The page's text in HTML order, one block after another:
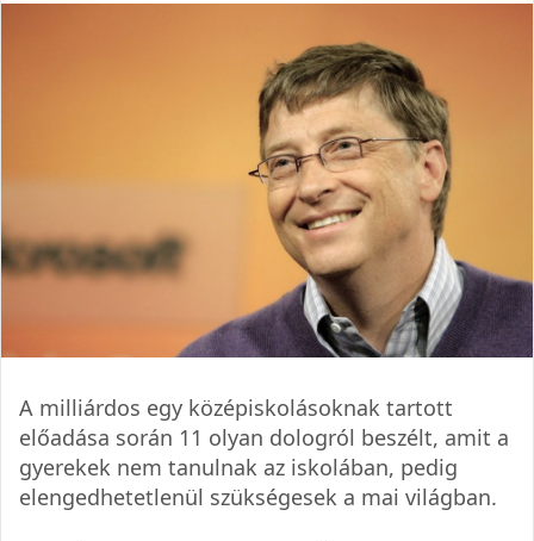
A milliárdos egy középiskolásoknak tartott
előadása során 11 olyan dologról beszélt, amit a
gyerekek nem tanulnak az iskolában, pedig
elengedhetetlenül szükségesek a mai világban.